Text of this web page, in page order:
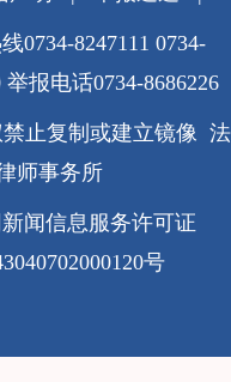
0734-8247111 0734-
举报电话0734-8686226
止复制或建立镜像 法
师事务所
闻信息服务许可证
号